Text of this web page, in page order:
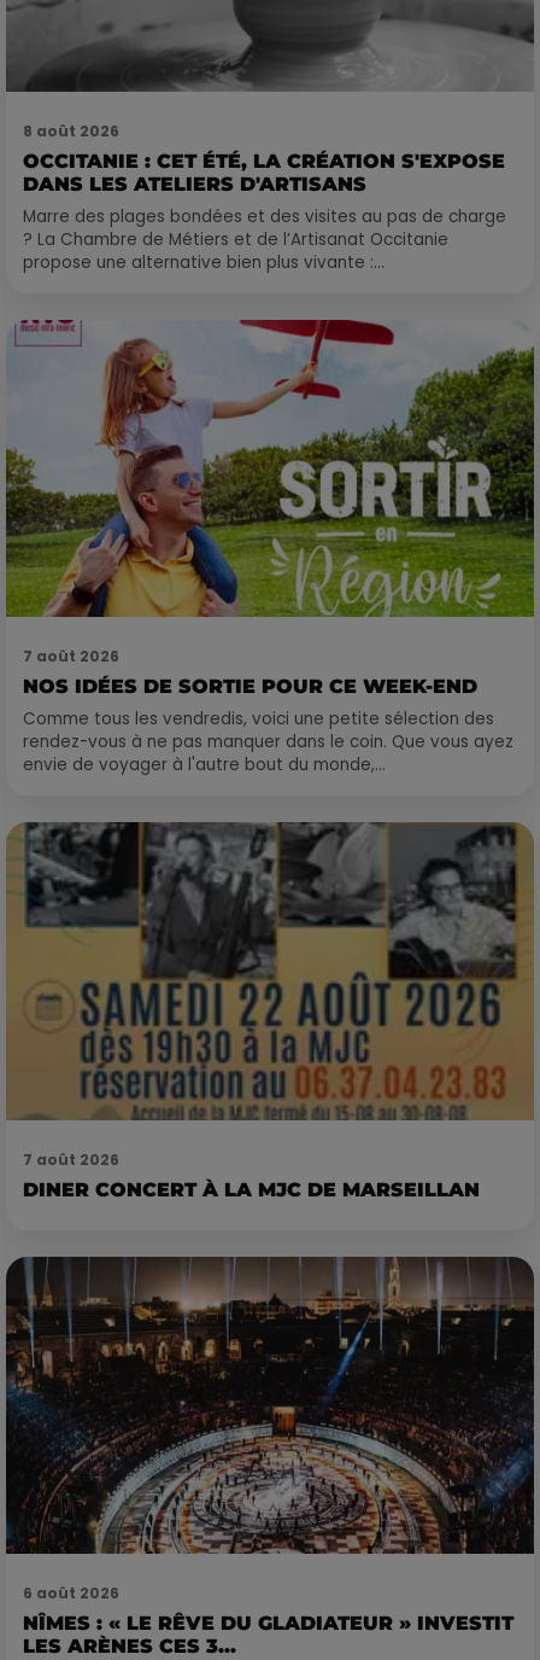
8 août 2026
OCCITANIE : CET ÉTÉ, LA CRÉATION S'EXPOSE
DANS LES ATELIERS D'ARTISANS
Marre des plages bondées et des visites au pas de charge
? La Chambre de Métiers et de l’Artisanat Occitanie
propose une alternative bien plus vivante :...
7 août 2026
NOS IDÉES DE SORTIE POUR CE WEEK-END
Comme tous les vendredis, voici une petite sélection des
rendez-vous à ne pas manquer dans le coin. Que vous ayez
envie de voyager à l'autre bout du monde,...
7 août 2026
DINER CONCERT À LA MJC DE MARSEILLAN
6 août 2026
NÎMES : « LE RÊVE DU GLADIATEUR » INVESTIT
LES ARÈNES CES 3...